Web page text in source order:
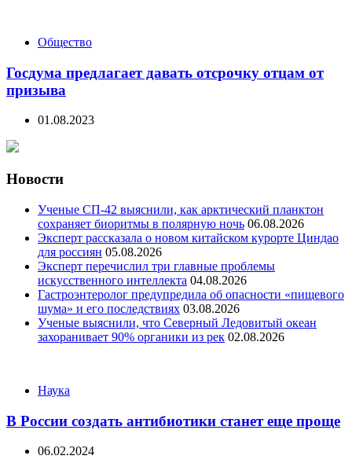
Общество
Госдума предлагает давать отсрочку отцам от
призыва
01.08.2023
Новости
Ученые СП-42 выяснили, как арктический планктон
сохраняет биоритмы в полярную ночь 06.08.2026
Эксперт рассказала о новом китайском курорте Циндао
для россиян 05.08.2026
Эксперт перечислил три главные проблемы
искусственного интеллекта 04.08.2026
Гастроэнтеролог предупредила об опасности «пищевого
шума» и его последствиях 03.08.2026
Ученые выяснили, что Северный Ледовитый океан
захоранивает 90% органики из рек 02.08.2026
Categories
Наука
В России создать антибиотики станет еще проще
06.02.2024